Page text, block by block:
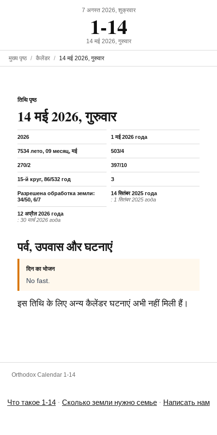
7 अगस्त 2026, शुक्रवार
1-14
14 मई 2026, गुरुवार
मुख्य पृष्ठ कैलेंडर 14 मई 2026, गुरुवार
तिथि पृष्ठ
14 मई 2026, गुरुवार
2026 1 मई 2026 года
7534 лето, 09 месяц, मई 503/4
270/2 397/10
15-й круг, 86/532 год З
Разрешена обработка земли:
34/50, 6/7
14 सितंबर 2025 года
: 1 सितंबर 2025 года
12 अप्रैल 2026 года
: 30 मार्च 2026 года
पर्व, उपवास और घटनाएं
दिन का भोजन
No fast.
इस तिथि के लिए अन्य कैलेंडर घटनाएं अभी नहीं मिली हैं।
Orthodox Calendar 1-14
Что такое 1-14 · Сколько земли нужно семье · Написать нам